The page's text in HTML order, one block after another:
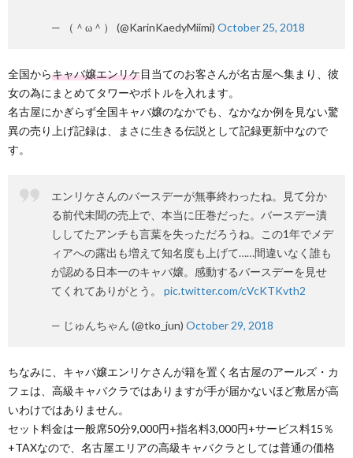
— （＾ω＾） (@KarinKaedyMiimi) October 25, 2018
全国からキャバ嬢エンリケ目当てのお客さんが名古屋へ集まり、彼
女の為にまとめてタワーやボトルを入れます。
名古屋にかぎらず全国キャバ嬢のなかでも、なかなか例を見ない驚
異の売り上げ記録は、まさに生きる伝説として記録更新中なので
す。
エンリケさんのバースデーが無事終わったね。見て分か
る前代未聞の売上で、本当に圧巻だった。バースデー潰
ししてたアンチも言葉を失っただろうね。この1年でメデ
ィアへの露出も増えて知名度も上げて……間違いなく誰も
が認める日本一のキャバ嬢。感動するバースデーを見せ
てくれてありがとう。 pic.twitter.com/cVcKTKvth2
— じゅんちゃん (@tko_jun) October 29, 2018
ちなみに、キャバ嬢エンリケさんが籍を置く名古屋のアールズ・カ
フェは、高級キャバクラではありますが手が届かないほど敷居が高
いわけではありません。
セット料金は一般席50分9,000円+指名料3,000円+サービス料15％
+TAXなので、名古屋エリアの高級キャバクラとしては普通の価格